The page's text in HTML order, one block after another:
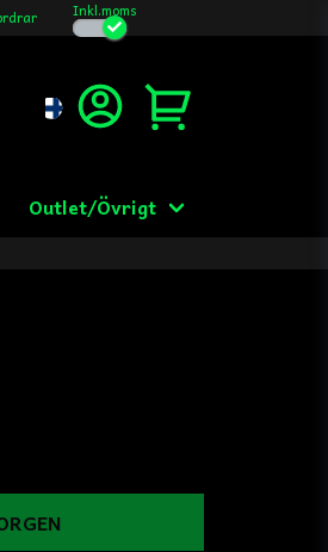
Inkl.moms
Outlet/Övrigt